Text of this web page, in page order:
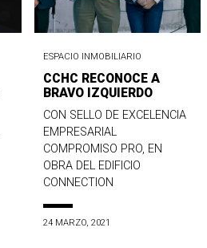
ESPACIO INMOBILIARIO
CCHC RECONOCE A
BRAVO IZQUIERDO
CON SELLO DE EXCELENCIA
EMPRESARIAL
COMPROMISO PRO, EN
OBRA DEL EDIFICIO
CONNECTION
24 MARZO, 2021